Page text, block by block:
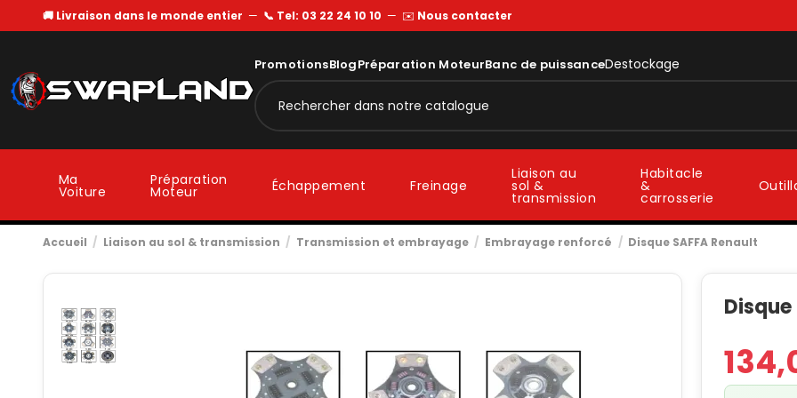
🚚 Livraison dans le monde entier — 📞 Tel: 03 22 24 10 10 — ✉️ Nous contacter
PromotionsBlogPréparation MoteurBanc de puissanceDestockage
Ma
Voiture
Préparation
Moteur Échappement Freinage
Liaison au
sol &
transmission
Habitacle
&
carrosserie
Accueil Liaison au sol & transmission Transmission et embrayage Embrayage renforcé Disque SAFFA Renault
Disque